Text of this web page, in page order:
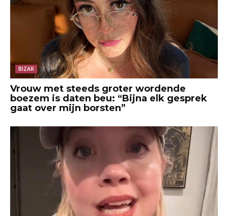
BIZAR
Vrouw met steeds groter wordende
boezem is daten beu: “Bijna elk gesprek
gaat over mijn borsten”